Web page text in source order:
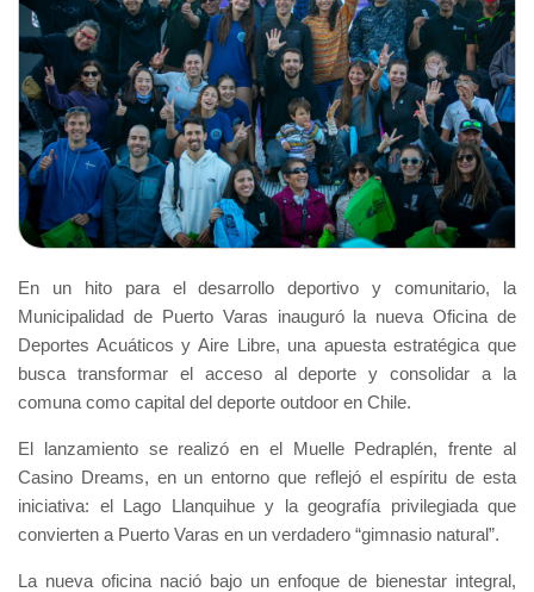
En un hito para el desarrollo deportivo y comunitario, la
Municipalidad de Puerto Varas inauguró la nueva Oficina de
Deportes Acuáticos y Aire Libre, una apuesta estratégica que
busca transformar el acceso al deporte y consolidar a la
comuna como capital del deporte outdoor en Chile.
El lanzamiento se realizó en el Muelle Pedraplén, frente al
Casino Dreams, en un entorno que reflejó el espíritu de esta
iniciativa: el Lago Llanquihue y la geografía privilegiada que
convierten a Puerto Varas en un verdadero “gimnasio natural”.
La nueva oficina nació bajo un enfoque de bienestar integral,